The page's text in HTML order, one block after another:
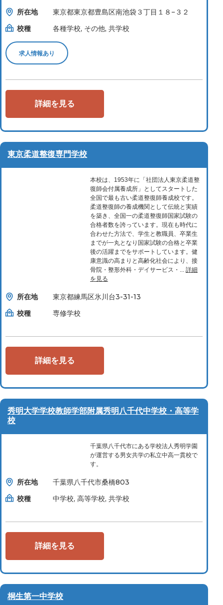
所在地
東京都東京都豊島区南池袋３丁目１８−３２
校種
各種学校, その他, 共学校
求人情報あり
詳細を見る
東京柔道整復専門学校
本校は、1953年に「社団法人東京柔道整
復師会付属養成所」としてスタートした
全国で最も古い柔道整復師養成校です。
柔道整復師の養成機関として伝統と実績
を築き、全国一の柔道整復師国家試験の
合格者数を誇っています。現在も時代に
合わせた方法で、学生と教職員、卒業生
までが一丸となり国家試験の合格と卒業
後の活躍までをサポートしています。健
康意識の高まりと高齢化社会により、接
骨院・整形外科・デイサービス・... 詳細
を見る
所在地
東京都練馬区氷川台3-31-13
校種
専修学校
詳細を見る
秀明大学学校教師学部附属秀明八千代中学校・高等学
校
千葉県八千代市にある学校法人秀明学園
が運営する男女共学の私立中高一貫校で
す。
所在地
千葉県八千代市桑橋803
校種
中学校, 高等学校, 共学校
詳細を見る
桐生第一中学校